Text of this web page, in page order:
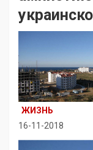
ЖИЗНЬ
16-11-2018